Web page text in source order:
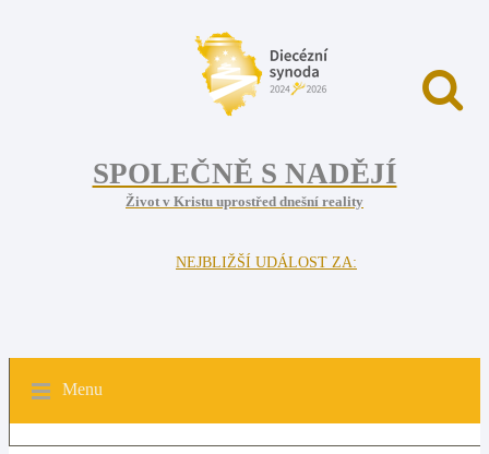
SPOLEČNĚ S NADĚJÍ
Život v Kristu uprostřed dnešní reality
NEJBLIŽŠÍ UDÁLOST ZA:
Menu